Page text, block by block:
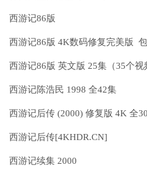
西游记86版
西游记86版 4K数码修复完美版
西游记86版 英文版 25集（35个视
西游记陈浩民 1998 全42集
西游记后传 (2000) 修复版 4K 全
西游记后传[4KHDR.CN]
西游记续集 2000